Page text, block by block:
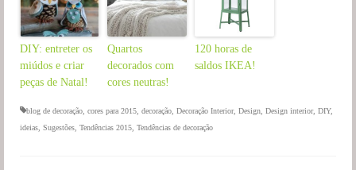
DIY: entreter os
miúdos e criar
peças de Natal!
Quartos
decorados com
cores neutras!
120 horas de
saldos IKEA!
blog de decoração cores para 2015 decoração Decoração Interior, Design Design interior, DIY,
ideias Sugestões Tendências 2015 Tendências de decoração